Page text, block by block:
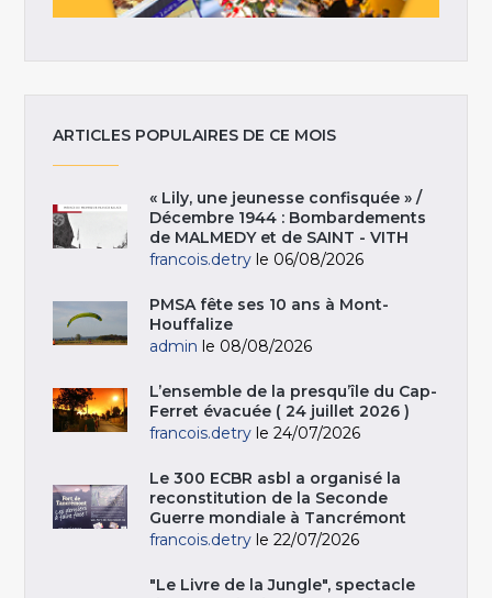
ARTICLES POPULAIRES DE CE MOIS
« Lily, une jeunesse confisquée » /
Décembre 1944 : Bombardements
de MALMEDY et de SAINT - VITH
francois.detry le 06/08/2026
PMSA fête ses 10 ans à Mont-
Houffalize
admin le 08/08/2026
L’ensemble de la presqu’île du Cap-
Ferret évacuée ( 24 juillet 2026 )
francois.detry le 24/07/2026
Le 300 ECBR asbl a organisé la
reconstitution de la Seconde
Guerre mondiale à Tancrémont
francois.detry le 22/07/2026
"Le Livre de la Jungle", spectacle